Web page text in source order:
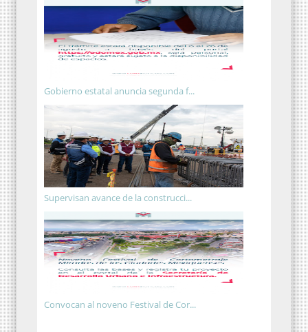
Gobierno estatal anuncia segunda f...
Supervisan avance de la construcci...
Convocan al noveno Festival de Cor...